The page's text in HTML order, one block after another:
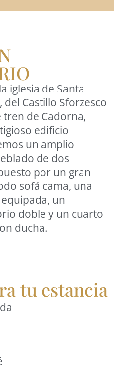
iglesia de Santa
del Castillo Sforzesco
tren de Cadorna,
edificio
un amplio
de dos
por un gran
sofá cama, una
un
doble y un cuarto
ducha.
tu estancia